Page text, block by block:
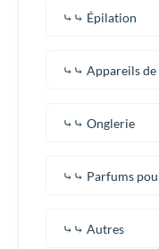
⤷⤷ Épilation
⤷⤷ Appareils
⤷⤷ Onglerie
⤷⤷ Parfums
⤷⤷ Autres